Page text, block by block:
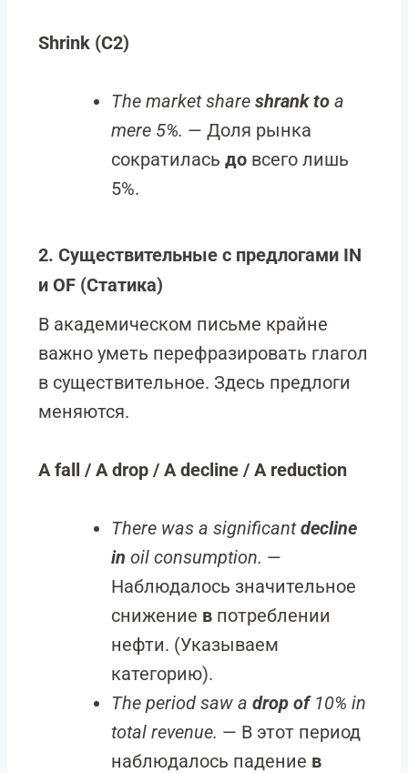
Shrink (C2)
The market share shrank to a
mere 5%. — Доля рынка
сократилась до всего лишь
5%.
2. Существительные с предлогами IN
и OF (Статика)
В академическом письме крайне
важно уметь перефразировать глагол
в существительное. Здесь предлоги
меняются.
A fall / A drop / A decline / A reduction
There was a significantdecline
in oil consumption. —
Наблюдалось значительное
снижение в потреблении
нефти. (Указываем
категорию).
The period saw a drop of10% in
total revenue. — В этот период
наблюдалось падение в